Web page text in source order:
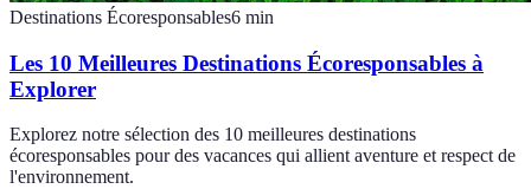
Destinations Écoresponsables6 min
Les 10 Meilleures Destinations Écoresponsables à
Explorer
Explorez notre sélection des 10 meilleures destinations
écoresponsables pour des vacances qui allient aventure et respect de
l'environnement.